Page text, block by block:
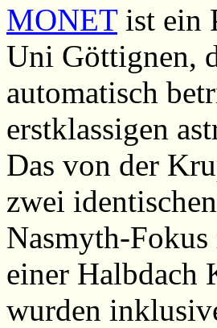
MONETist ein
Uni Göttignen,
automatisch
erstklassigen
Das von der
zwei
Nasmyth-
einer Halbdach
wurden